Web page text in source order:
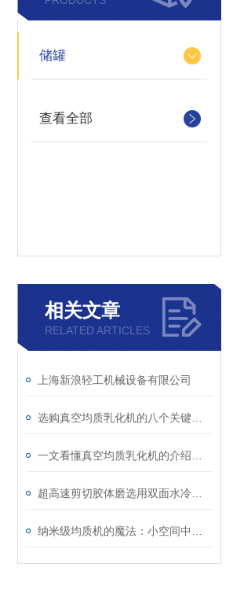
储罐
查看全部
相关文章
RELATED ARTICLES
上海新浪轻工机械设备有限公司